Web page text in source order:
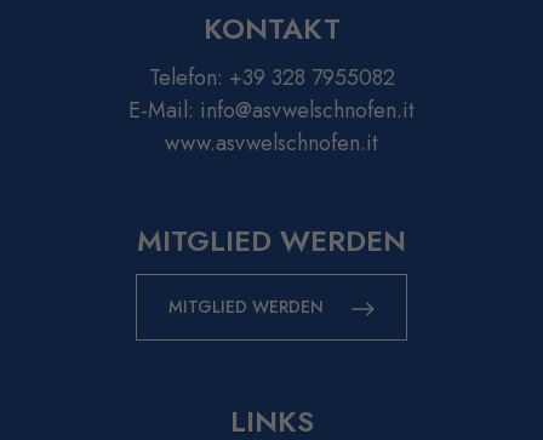
KONTAKT
Telefon: +39 328 7955082
E-Mail: info@asvwelschnofen.it
www.asvwelschnofen.it
MITGLIED WERDEN
MITGLIED WERDEN
LINKS